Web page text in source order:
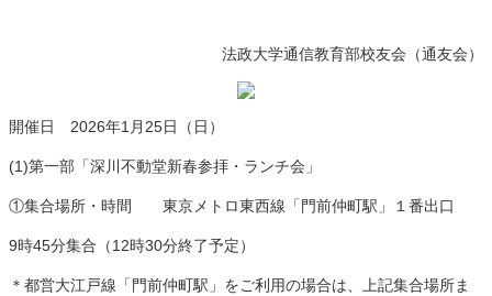
法政大学通信教育部校友会（通友会）
開催日 2026年1月25日（日）
(1)第一部「深川不動堂新春参拝・ランチ会」
①集合場所・時間 東京メトロ東西線「門前仲町駅」１番出口
9時45分集合（12時30分終了予定）
＊都営大江戸線「門前仲町駅」をご利用の場合は、上記集合場所ま